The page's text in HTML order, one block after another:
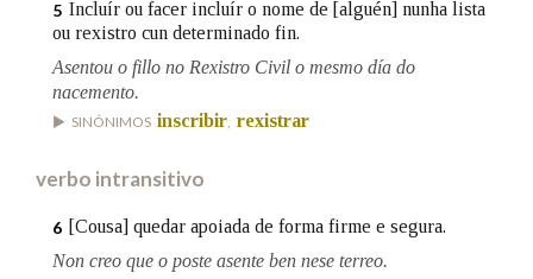
Na fraseoloxía
OUTRAS OPCIÓNS DE BUSCA
Pertence a
5 Incluír ou facer incluír o nome de [alguén] nunha lista
ou rexistro cun determinado fin.
Asentou o fillo no Rexistro Civil o mesmo día do
nacemento.
SINÓNIMOS inscribir, rexistrar
verbo intransitivo
6
[Cousa] quedar apoiada de forma firme e segura.
Non creo que o poste asente ben nese terreo.